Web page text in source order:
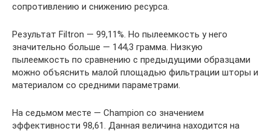
сопротивлению и снижению ресурса.
Результат Filtron — 99,11%. Но пылеемкость у него
значительно больше — 144,3 грамма. Низкую
пылеемкость по сравнению с предыдущими образцами
можно объяснить малой площадью фильтрации шторы и
материалом со средними параметрами.
На седьмом месте — Champion со значением
эффективности 98,61. Данная величина находится на